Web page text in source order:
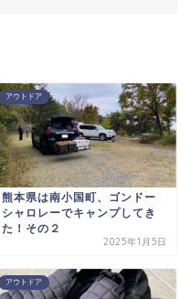
アウトドア
熊本県は南小国町、ゴンドー
シャロレーでキャンプしてき
た！その２
2025年1月5日
アウトドア